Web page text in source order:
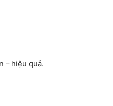
– hiệu quả.